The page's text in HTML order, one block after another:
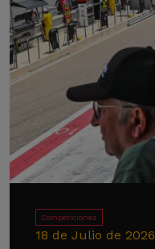
Competiciones
18 de Julio de 2026